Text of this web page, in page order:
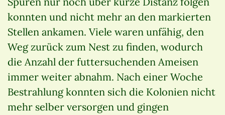
konnten und nicht mehr an den markierten
Stellen ankamen. Viele waren unfähig, den
Weg zurück zum Nest zu finden, wodurch
die Anzahl der futtersuchenden Ameisen
immer weiter abnahm. Nach einer Woche
Bestrahlung konnten sich die Kolonien nicht
mehr selber versorgen und gingen